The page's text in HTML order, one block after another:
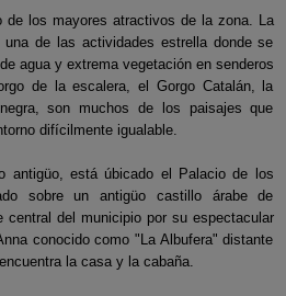
de los mayores atractivos de la zona. La
de las actividades estrella donde se
agua y extrema vegetación en senderos
de la escalera, el Gorgo Catalán, la
son muchos de los paisajes que
difícilmente igualable.
antigüo, está úbicado el Palacio de los
sobre un antigüo castillo árabe de
central del municipio por su espectacular
conocido como "La Albufera" distante
la casa y la cabaña.